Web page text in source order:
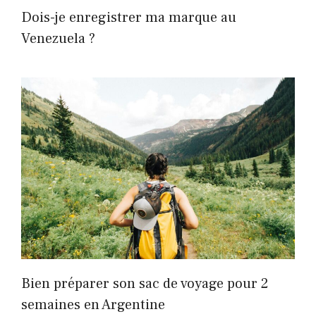
Dois-je enregistrer ma marque au
Venezuela ?
Bien préparer son sac de voyage pour 2
semaines en Argentine